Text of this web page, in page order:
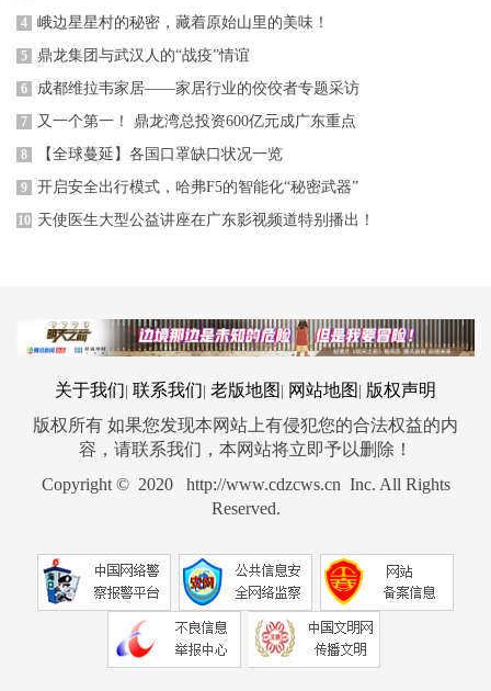
4 峨边星星村的秘密，藏着原始山里的美味！
5 鼎龙集团与武汉人的“战疫”情谊
6 成都维拉韦家居——家居行业的佼佼者专题采访
7 又一个第一！ 鼎龙湾总投资600亿元成广东重点
8 【全球蔓延】各国口罩缺口状况一览
9 开启安全出行模式，哈弗F5的智能化“秘密武器”
10 天使医生大型公益讲座在广东影视频道特别播出！
关于我们 联系我们 老版地图 网站地图
版权声明
版权所有 如果您发现本网站上有侵犯您的合法权益的内
容，请联系我们，本网站将立即予以删除！
Copyright © 2020 http://www.cdzcws.cn Inc. All Rights
Reserved.